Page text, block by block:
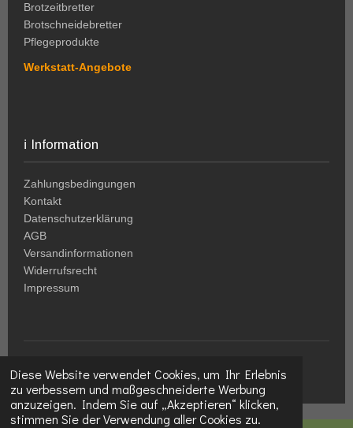
Diese Website verwendet Cookies, um Ihr Erlebnis
zu verbessern und maßgeschneiderte Werbung
anzuzeigen. Indem Sie auf „Akzeptieren“ klicken,
stimmen Sie der Verwendung aller Cookies zu.
Brotzeitbretter
Brotschneidebretter
Pflegeprodukte
Werkstatt-Angebote
ℹ️ Information
Zahlungsbedingungen
Kontakt
Datenschutzerklärung
AGB
Versandinformationen
Widerrufsrecht
Impressum